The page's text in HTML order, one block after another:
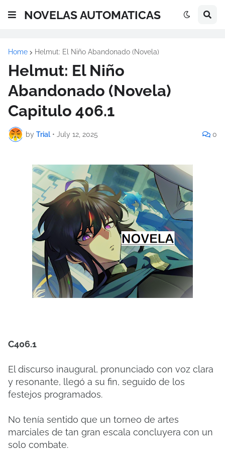
NOVELAS AUTOMATICAS
Home Helmut: El Niño Abandonado (Novela)
Helmut: El Niño
Abandonado (Novela)
Capitulo 406.1
by Trial • July 12, 2025 0
C406.1
El discurso inaugural, pronunciado con voz clara
y resonante, llegó a su fin, seguido de los
festejos programados.
No tenía sentido que un torneo de artes
marciales de tan gran escala concluyera con un
solo combate.